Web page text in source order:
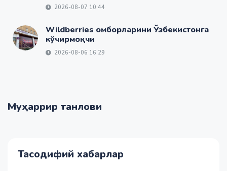
2026-08-07 10:44
Wildberries омборларини Ўзбекистонга
кўчирмоқчи
2026-08-06 16:29
Муҳаррир танлови
Тасодифий хабарлар